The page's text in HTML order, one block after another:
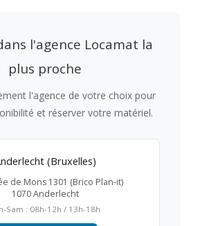
l'agence Locamat la
plus proche
l'agence de votre choix pour
et réserver votre matériel.
(Bruxelles)
de Mons 1301 (Brico Plan-it)
1070 Anderlecht
Sam : 08h-12h / 13h-18h